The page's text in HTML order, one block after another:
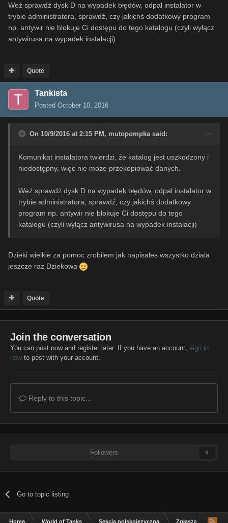
Weź sprawdź dysk D na wypadek błędów, odpal instalator w
trybie administratora, sprawdź, czy jakichś dodatkowy program
np. antywir nie blokuje Ci dostępu do tego katalogu (czyli wyłącz
antywirusa na wypadek instalacji)
Quote
Tankista
Posted October 10, 2016
On 10/9/2016 at 2:15 PM, mutopompka said:
Komunikat instalatora twierdzi, że katalog jest uszkodzony i
niedostępny, więc nie może przekopiować danych.
Weź sprawdź dysk D na wypadek błędów, odpal instalator w
trybie administratora, sprawdź, czy jakichś dodatkowy
program np. antywir nie blokuje Ci dostępu do tego
katalogu (czyli wyłącz antywirusa na wypadek instalacji)
Dzieki wielkie za pomoc zrobilem jak napisales wszystko dziala
jeszcze raz Dziekowa
Quote
Join the conversation
You can post now and register later. If you have an account, sign in
nowto post with your account.
Reply to this topic...
Followers 0
Go to topic listing
Home World of Tanks Sekcja polskojęzyczna Zgłaszanie